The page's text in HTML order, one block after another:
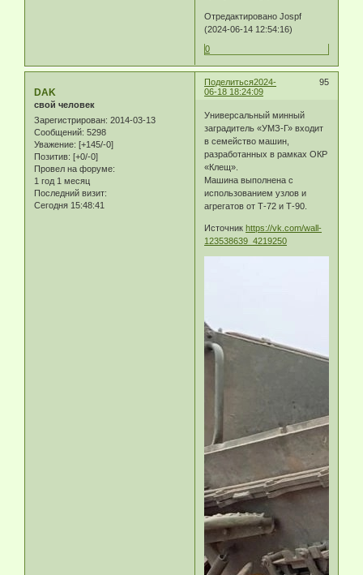
Отредактировано Jospf
(2024-06-14 12:54:16)
0
Поделиться 95
2024-
06-18 18:24:09
DAK
свой человек
Зарегистрирован: 2014-03-13
Сообщений: 5298
Уважение: [+145/-0]
Позитив: [+0/-0]
Провел на форуме:
1 год 1 месяц
Последний визит:
Сегодня 15:48:41
Универсальный минный
заградитель «УМЗ-Г» входит
в семейство машин,
разработанных в рамках ОКР
«Клещ».
Машина выполнена с
использованием узлов и
агрегатов от Т-72 и Т-90.
Источник https://vk.com/wall-
123538639_4219250